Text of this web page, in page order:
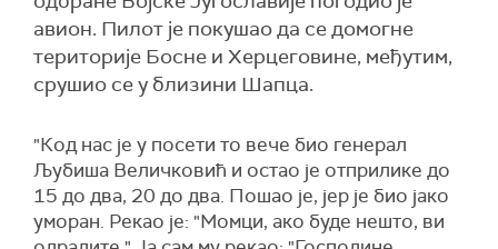
авион. Пилот је покушао да се домогне
територије Босне и Херцеговине, међутим,
срушио се у близини Шапца.
"Код нас је у посети то вече био генерал
Љубиша Величковић и остао је отприлике до
15 до два, 20 до два. Пошао је, јер је био јако
уморан. Рекао је: "Момци, ако буде нешто, ви